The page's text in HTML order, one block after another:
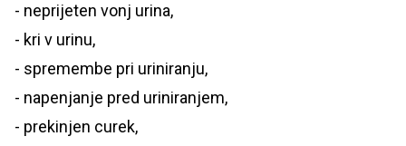
- neprijeten vonj urina,
- kri v urinu,
- spremembe pri uriniranju,
- napenjanje pred uriniranjem,
- prekinjen curek,